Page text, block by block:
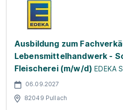
Ausbildung zum
Lebensmittelhandwerk -
Fleischerei (m/w/d) EDEKA
06.09.2027
82049 Pullach